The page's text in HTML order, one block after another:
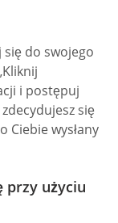
do swojego
i postępuj
się
Ciebie wysłany
przy użyciu